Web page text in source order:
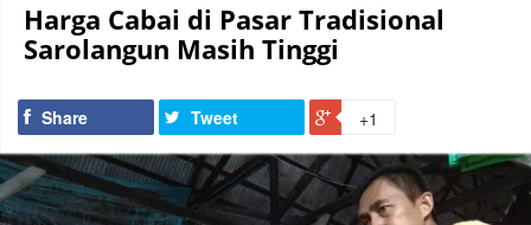
Harga Cabai di Pasar Tradisional
Sarolangun Masih Tinggi
Share Tweet +1